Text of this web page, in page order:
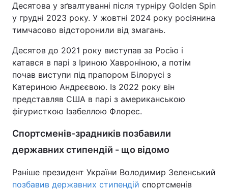
Десятова у зґвалтуванні після турніру Golden Spin
у грудні 2023 року. У жовтні 2024 року росіянина
тимчасово відсторонили від змагань.
Десятов до 2021 року виступав за Росію і
катався в парі з Іриною Хавроніною, а потім
почав виступи під прапором Білорусі з
Катериною Андрєєвою. Із 2022 року він
представляв США в парі з американською
фігуристкою Ізабеллою Флорес.
Спортсменів-зрадників позбавили
державних стипендій - що відомо
Раніше президент України Володимир Зеленський
позбавив державних стипендій спортсменів